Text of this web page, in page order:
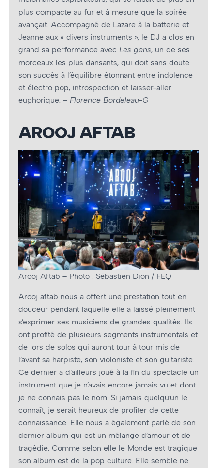
plus compacte au fur et à mesure que la soirée
avançait. Accompagné de Lazare à la batterie et
Jeanne aux « divers instruments », le DJ a clos en
grand sa performance avec Les gens, un de ses
morceaux les plus dansants, qui doit sans doute
son succès à l’équilibre étonnant entre indolence
et électro pop, introspection et laisser-aller
euphorique. – Florence Bordeleau-G
AROOJ AFTAB
Arooj Aftab – Photo : Sébastien Dion / FEQ
Arooj aftab nous a offert une prestation tout en
douceur pendant laquelle elle a laissé pleinement
s’exprimer ses musiciens de grandes qualités. Ils
ont profité de plusieurs segments instrumentals et
de lors de solos qui auront tour à tour mis de
l’avant sa harpiste, son violoniste et son guitariste.
Ce dernier a d’ailleurs joué à la fin du spectacle un
instrument que je n’avais encore jamais vu et dont
je ne connais pas le nom. Si jamais quelqu’un le
connaît, je serait heureux de profiter de cette
connaissance. Elle nous a également parlé de son
dernier album qui est un mélange d’amour et de
tragédie. Comme selon elle le Monde est tragique
son album est de la pop culture. Elle semble ne